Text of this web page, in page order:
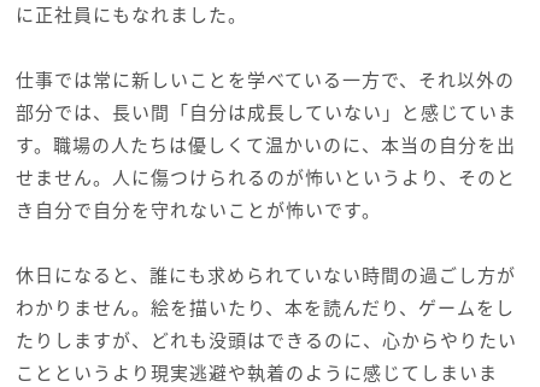
に正社員にもなれました。
仕事では常に新しいことを学べている一方で、それ以外の
部分では、長い間「自分は成長していない」と感じていま
す。職場の人たちは優しくて温かいのに、本当の自分を出
せません。人に傷つけられるのが怖いというより、そのと
き自分で自分を守れないことが怖いです。
休日になると、誰にも求められていない時間の過ごし方が
わかりません。絵を描いたり、本を読んだり、ゲームをし
たりしますが、どれも没頭はできるのに、心からやりたい
ことというより現実逃避や執着のように感じてしまいま